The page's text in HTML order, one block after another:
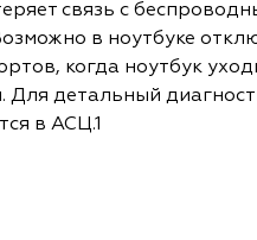
связь с
в ноутбуке
когда ноутбук
Для детальный
в АСЦ.1